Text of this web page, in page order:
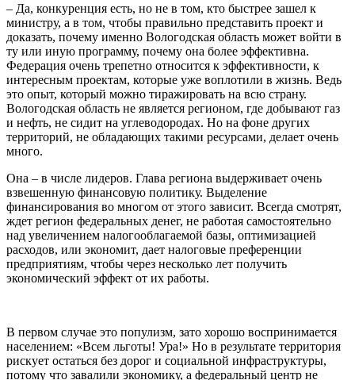
– Да, конкуренция есть, но не в том, кто быстрее зашел к
министру, а в том, чтобы правильно представить проект и
доказать, почему именно Вологодская область может войти в
ту или иную программу, почему она более эффективна.
Федерация очень трепетно относится к эффективности, к
интересным проектам, которые уже воплотили в жизнь. Ведь
это опыт, который можно тиражировать на всю страну.
Вологодская область не является регионом, где добывают газ
и нефть, не сидит на углеводородах. Но на фоне других
территорий, не обладающих такими ресурсами, делает очень
много.
Она – в числе лидеров. Глава региона выдерживает очень
взвешенную финансовую политику. Выделение
финансирования во многом от этого зависит. Всегда смотрят,
ждет регион федеральных денег, не работая самостоятельно
над увеличением налогооблагаемой базы, оптимизацией
расходов, или экономит, дает налоговые преференции
предприятиям, чтобы через несколько лет получить
экономический эффект от их работы.
В первом случае это популизм, зато хорошо воспринимается
населением: «Всем льготы! Ура!» Но в результате территория
рискует остаться без дорог и социальной инфраструктуры,
потому что завалили экономику, а федеральный центр не